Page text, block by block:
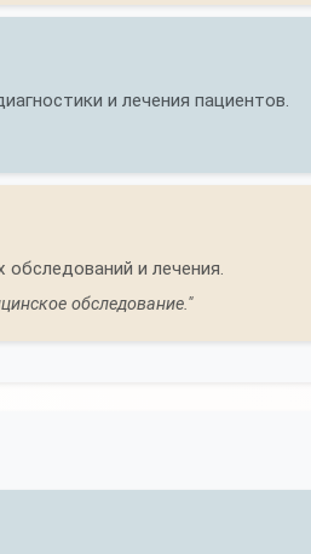
и лечения пациентов.
и лечения.
обследование."